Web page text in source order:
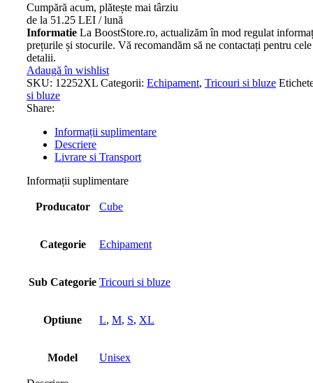
Cumpără acum, plătește mai târziu
de la 51.25 LEI / lună
Informatie La BoostStore.ro, actualizăm în mod regulat
prețurile și stocurile. Vă recomandăm să ne contactați pentru
detalii.
Adaugă în wishlist
SKU: 12252XL Categorii: Echipament, Tricouri si bluze
si bluze
Share:
Informații suplimentare
Descriere
Livrare si Transport
Informații suplimentare
Producator Cube
Categorie Echipament
Sub Categorie Tricouri si bluze
Optiune L, M, S, XL
Model Unisex